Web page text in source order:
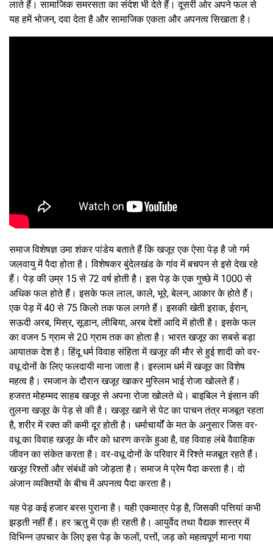
लाते हैं। सामाजिक समरसता का संदेश भी देते हैं। दूसरी ओर अपने फल से
यह हमें भोजन, दवा देता है और सामाजिक एकता और अपनत्व सिखाता है।
समाज विशेषज्ञ उमा शंकर पांडेय बताते हैं कि खजूर एक ऐसा पेड़ है जो गर्म
जलवायु में पैदा होता है। विशेषकर बुंदेलखंड के गांव में बचपन से इसे देख रहे
हैं। पेड़ की उम्र 15 से 72 वर्ष होती है। इस पेड़ के एक गुच्छे में 1000 से
अधिक फल होते हैं। इसके फल लाल, काले, भूरे, बेलन, आकार के होते हैं।
एक पेड़ में 40 से 75 किलो तक फल लगते हैं। इसकी खेती इराक, ईरान,
सऊदी अरब, मिस्र, सूडान, लीबिया, अरब देशों आदि में होती है। इसके फल
का वजन 5 ग्राम से 20 ग्राम तक का होता है। भारत खजूर का सबसे बड़ा
आयातक देश है। हिंदू धर्म विवाह संहिता में खजूर की मौर से हुई शादी को वर-
वधू दोनों के लिए फलदायी माना जाता है। इस्लाम धर्म में खजूर का विशेष
महत्व है। रमजान के दौरान खजूर खाकर मुस्लिम भाई रोजा खोलते हैं।
हजरत मोहम्मद साहब खजूर से अपना रोजा खोलते थे। बाइबिल ने इंसान की
तुलना खजूर के पेड़ से की है। खजूर खाने से पेट का पाचन तंत्र मजबूत रहता
है, शरीर में रक्त की कमी दूर होती है। धर्माचार्यों के मत के अनुसार जिस वर-
वधू का विवाह खजूर के मौर को धारण करके हुआ है, वह विवाह लंबे वैवाहिक
जीवन का संकेत करता है। वर-वधू दोनों के परिवार में रिश्ते मजबूत रहते हैं।
खजूर रिश्तों और संबंधों को जोड़ता है। समाज मे प्रेम पैदा करता है। दो
अंजान व्यक्तियों के बीच में अपनत्व पैदा करता है।
यह पेड़ कई हजार बरस पुराना है। यही एकमात्र पेड़ है, जिसकी पत्तियां कभी
झड़ती नहीं हैं। हर ऋतु में एक ही रहती है। आयुर्वेद तथा वैद्यक शास्त्र में
विभिन्न उपचार के लिए इस पेड़ के फलों, पत्तों, जड़ को महत्वपूर्ण माना गया